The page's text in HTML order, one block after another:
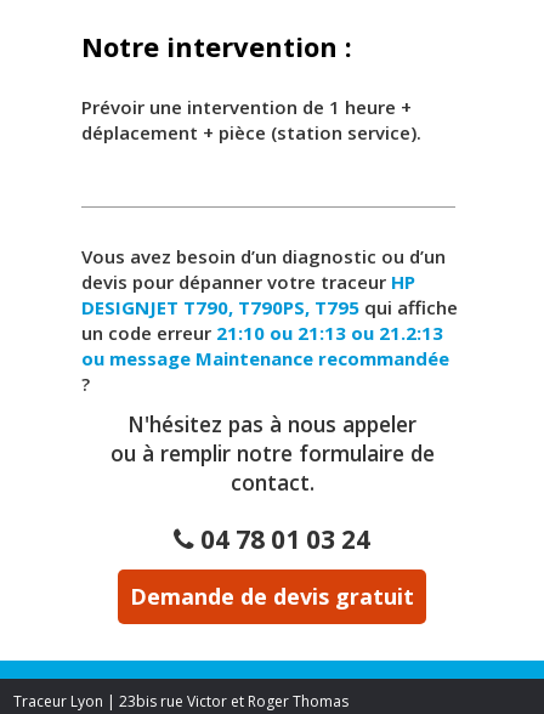
Notre intervention :
Prévoir une intervention de 1 heure +
déplacement + pièce (station service).
Vous avez besoin d’un diagnostic ou d’un
devis pour dépanner votre traceur HP
DESIGNJET T790, T790PS, T795 qui affiche
un code erreur 21:10 ou 21:13 ou 21.2:13
ou message Maintenance recommandée
?
N'hésitez pas à nous appeler
ou à remplir notre formulaire de
contact.
04 78 01 03 24
Demande de devis gratuit
Traceur Lyon | 23bis rue Victor et Roger Thomas